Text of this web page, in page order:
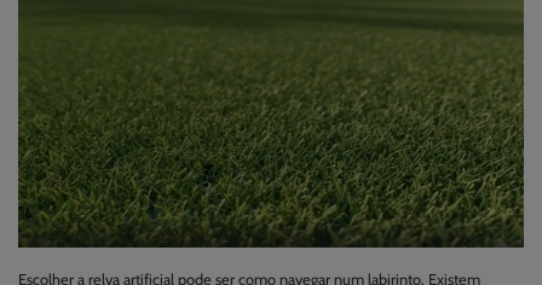
Escolher a relva artificial pode ser como navegar num labirinto. Existem